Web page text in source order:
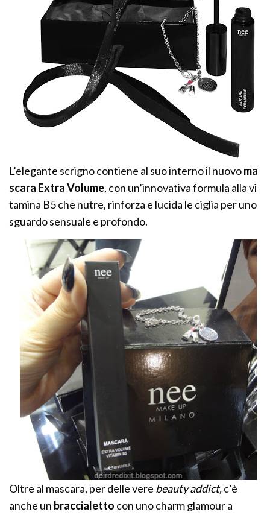
L’elegante scrigno contiene al suo interno il nuovoma
scara Extra Volume, con un’innovativa formula alla vi
tamina B5 che nutre, rinforza e lucida le ciglia per uno
sguardo sensuale e profondo.
Oltre al mascara, per delle vere beauty addict,c’è
anche un braccialetto con uno charm glamour a